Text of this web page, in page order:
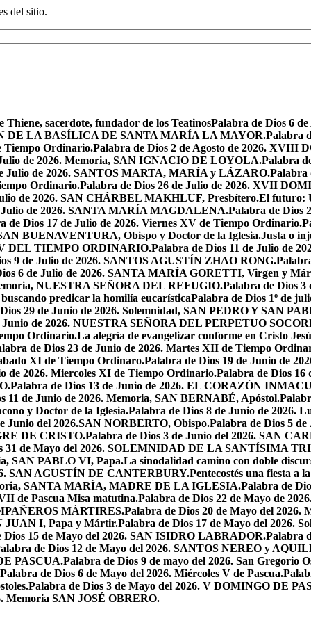
del sitio.
Thiene, sacerdote, fundador de los TeatinosPalabra de Dios 6
DE LA BASÍLICA DE SANTA MARÍA LA MAYOR.Palabra
Tiempo Ordinario.Palabra de Dios 2 de Agosto de 2026.
de 2026. Memoria, SAN IGNACIO DE LOYOLA.Palabra
Julio de 2026. SANTOS MARTA, MARÍA y LÁZARO.Palabra
Ordinario.Palabra de Dios 26 de Julio de 2026. XVII
de 2026. SAN CHÁRBEL MAKHLUF, Presbítero.El futuro:
Julio de 2026. SANTA MARÍA MAGDALENA.Palabra de Dios
de Dios 17 de Julio de 2026. Viernes XV de Tiempo Ordinario.
BUENAVENTURA, Obispo y Doctor de la Iglesia.Justa o
DEL TIEMPO ORDINARIO.Palabra de Dios 11 de Julio de
9 de Julio de 2026. SANTOS AGUSTÍN ZHAO RONG.
6 de Julio de 2026. SANTA MARÍA GORETTI, Virgen y
NUESTRA SEÑORA DEL REFUGIO.Palabra de Dios 3
predicar la homilía eucarísticaPalabra de Dios 1º de
29 de Junio de 2026. Solemnidad, SAN PEDRO Y SAN
Junio de 2026. NUESTRA SEÑORA DEL PERPETUO
Ordinario.La alegría de evangelizar conforme en Cristo
de Dios 23 de Junio de 2026. Martes XII de Tiempo
XI de Tiempo Ordinaro.Palabra de Dios 19 de Junio de
de 2026. Miercoles XI de Tiempo Ordinario.Palabra de Dios 16
Palabra de Dios 13 de Junio de 2026. EL CORAZÓN
11 de Junio de 2026. Memoria, SAN BERNABÉ, Apóstol.
y Doctor de la Iglesia.Palabra de Dios 8 de Junio de 2026.
Junio del 2026.SAN NORBERTO, Obispo.Palabra de Dios 5
DE CRISTO.Palabra de Dios 3 de Junio del 2026. SAN
31 de Mayo del 2026. SOLEMNIDAD DE LA SANTÍSIMA
SAN PABLO VI, Papa.La sinodalidad camino con doble
SAN AGUSTÍN DE CANTERBURY.Pentecostés una fiesta a
SANTA MARÍA, MADRE DE LA IGLESIA.Palabra de
de Pascua Misa matutina.Palabra de Dios 22 de Mayo de
MÁRTIRES.Palabra de Dios 20 de Mayo del 2026.
JUAN I, Papa y Mártir.Palabra de Dios 17 de Mayo del 2026.
Dios 15 de Mayo del 2026. SAN ISIDRO LABRADOR.Palabra
de Dios 12 de Mayo del 2026. SANTOS NEREO y
PASCUA.Palabra de Dios 9 de mayo del 2026. San Gregorio
Palabra de Dios 6 de Mayo del 2026. Miércoles V de Pascua.
Palabra de Dios 3 de Mayo del 2026. V DOMINGO DE
Memoria SAN JOSÉ OBRERO.